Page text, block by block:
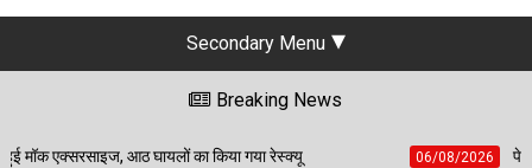
Secondary Menu
Breaking News
किया गया रेस्क्यू 06/08/2026 पेड़ जन्म से मरण तक निभाते हैं साथ,